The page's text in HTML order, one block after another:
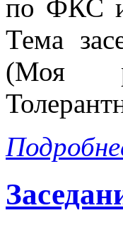
по ФКС
Тема
(Моя